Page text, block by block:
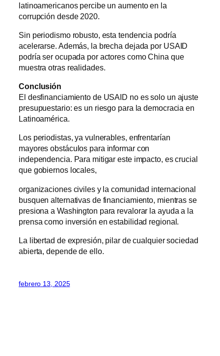
latinoamericanos percibe un aumento en la
corrupción desde 2020.
Sin periodismo robusto, esta tendencia podría
acelerarse. Además, la brecha dejada por USAID
podría ser ocupada por actores como China que
muestra otras realidades.
Conclusión
El desfinanciamiento de USAID no es solo un ajuste
presupuestario: es un riesgo para la democracia en
Latinoamérica.
Los periodistas, ya vulnerables, enfrentarían
mayores obstáculos para informar con
independencia. Para mitigar este impacto, es crucial
que gobiernos locales,
organizaciones civiles y la comunidad internacional
busquen alternativas de financiamiento, mientras se
presiona a Washington para revalorar la ayuda a la
prensa como inversión en estabilidad regional.
La libertad de expresión, pilar de cualquier sociedad
abierta, depende de ello.
febrero 13, 2025